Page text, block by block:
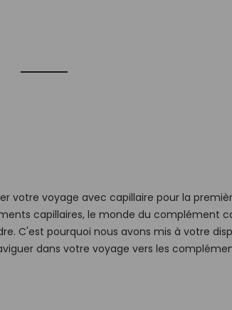
votre voyage avec capillaire pour la
capillaires, le monde du complément
C'est pourquoi nous avons mis à votre
dans votre voyage vers les